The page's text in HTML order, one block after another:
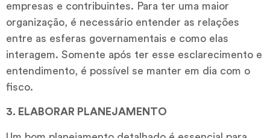
empresas e contribuintes. Para ter uma maior
organização, é necessário entender as relações
entre as esferas governamentais e como elas
interagem. Somente após ter esse esclarecimento e
entendimento, é possível se manter em dia com o
fisco.
3. ELABORAR PLANEJAMENTO